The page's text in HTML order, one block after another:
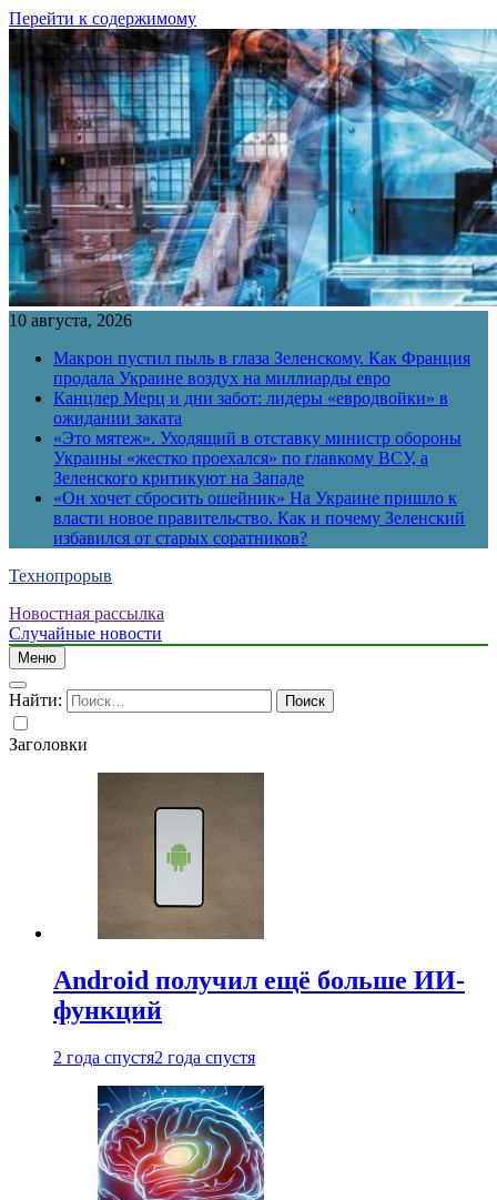
Перейти к содержимому
10 августа, 2026
Макрон пустил пыль в глаза Зеленскому. Как Франция
продала Украине воздух на миллиарды евро
Канцлер Мерц и дни забот: лидеры «евродвойки» в
ожидании заката
«Это мятеж». Уходящий в отставку министр обороны
Украины «жестко проехался» по главкому ВСУ, а
Зеленского критикуют на Западе
«Он хочет сбросить ошейник» На Украине пришло к
власти новое правительство. Как и почему Зеленский
избавился от старых соратников?
Технопрорыв
Новостная рассылка
Случайные новости
Меню
Найти:
Заголовки
Android получил ещё больше ИИ-
функций
2 года спустя2 года спустя